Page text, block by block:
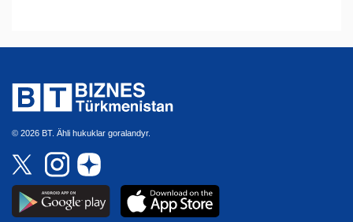
© 2026 BT. Ähli hukuklar goralandyr.